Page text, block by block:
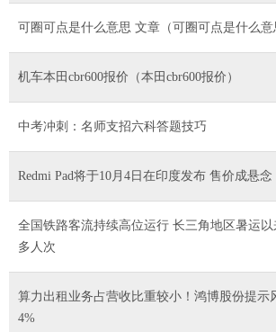
可圈可点是什么意思 文章（可圈可点是什么意
机车本田cbr600报价（本田cbr600报价）
中考冲刺：名师支招六科答题技巧
Redmi Pad将于10月4日在印度发布 售价成悬念
全国铁路客流持续高位运行 长三角地区暑运
多人次
算力出租业务占营收比重较小！鸿博股份提示
4%